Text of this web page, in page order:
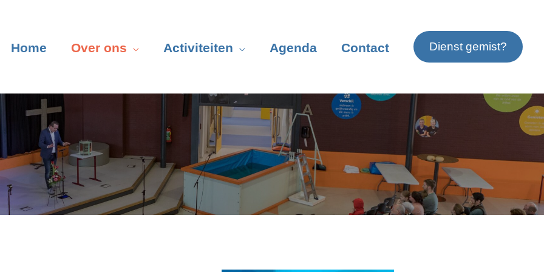
Home Over ons Activiteiten Agenda Contact Dienst gemist?